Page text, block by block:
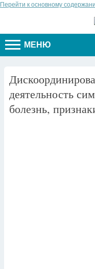
Перейти к основному
МЕНЮ
деятельность
болезнь,